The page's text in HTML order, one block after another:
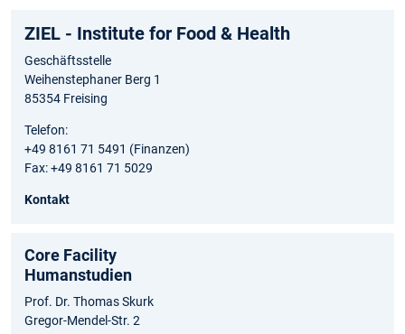
ZIEL - Institute for Food & Health
Geschäftsstelle
Weihenstephaner Berg 1
85354 Freising
Telefon:
+49 8161 71 5491 (Finanzen)
Fax: +49 8161 71 5029
Kontakt
Core Facility
Humanstudien
Prof. Dr. Thomas Skurk
Gregor-Mendel-Str. 2